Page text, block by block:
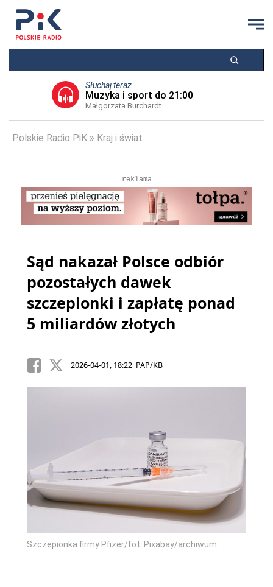
Słuchaj teraz
Muzyka i sport do 21:00
Małgorzata Burchardt
Polskie Radio PiK Kraj i świat
reklama
Sąd nakazał Polsce odbiór
pozostałych dawek
szczepionki i zapłatę ponad
5 miliardów złotych
2026-04-01, 18:22 PAP/KB
Szczepionka firmy Pfizer/fot. Pixabay/archiwum